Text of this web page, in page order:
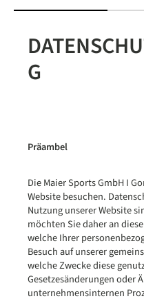
G
Präambel
Die Maier Sports GmbH I
Website besuchen.
Nutzung unserer Website
möchten Sie daher an
welche Ihrer
Besuch auf unserer
welche Zwecke diese
Gesetzesänderungen oder
unternehmensinternen